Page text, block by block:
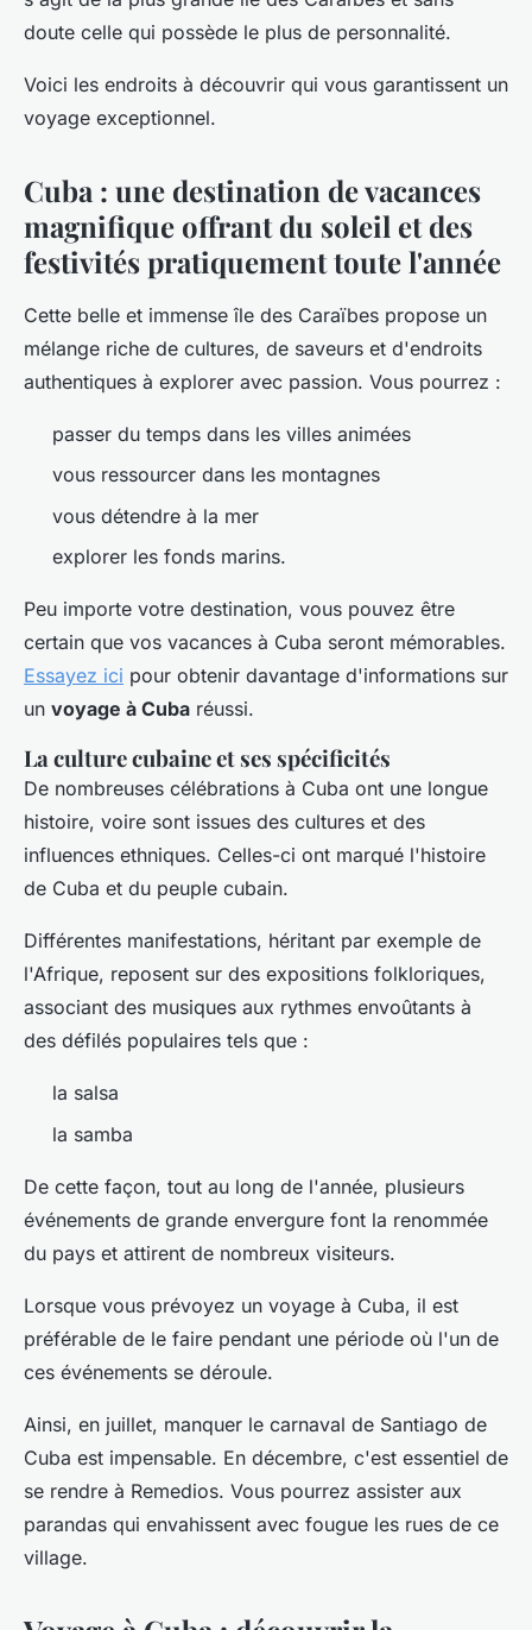
doute celle qui possède le plus de personnalité.
Voici les endroits à découvrir qui vous garantissent un
voyage exceptionnel.
Cuba : une destination de vacances
magnifique offrant du soleil et des
festivités pratiquement toute l'année
Cette belle et immense île des Caraïbes propose un
mélange riche de cultures, de saveurs et d'endroits
authentiques à explorer avec passion. Vous pourrez :
passer du temps dans les villes animées
vous ressourcer dans les montagnes
vous détendre à la mer
explorer les fonds marins.
Peu importe votre destination, vous pouvez être
certain que vos vacances à Cuba seront mémorables.
Essayez ici pour obtenir davantage d'informations sur
un voyage à Cuba réussi.
La culture cubaine et ses spécificités
De nombreuses célébrations à Cuba ont une longue
histoire, voire sont issues des cultures et des
influences ethniques. Celles-ci ont marqué l'histoire
de Cuba et du peuple cubain.
Différentes manifestations, héritant par exemple de
l'Afrique, reposent sur des expositions folkloriques,
associant des musiques aux rythmes envoûtants à
des défilés populaires tels que :
la salsa
la samba
De cette façon, tout au long de l'année, plusieurs
événements de grande envergure font la renommée
du pays et attirent de nombreux visiteurs.
Lorsque vous prévoyez un voyage à Cuba, il est
préférable de le faire pendant une période où l'un de
ces événements se déroule.
Ainsi, en juillet, manquer le carnaval de Santiago de
Cuba est impensable. En décembre, c'est essentiel de
se rendre à Remedios. Vous pourrez assister aux
parandas qui envahissent avec fougue les rues de ce
village.